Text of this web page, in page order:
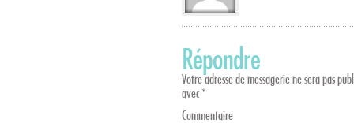
Répondre
Votre adresse de messagerie ne sera pas
avec*
Commentaire